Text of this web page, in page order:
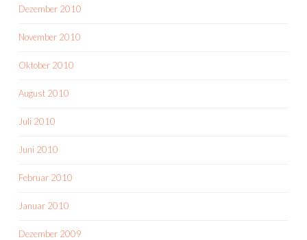
Dezember 2010
November 2010
Oktober 2010
August 2010
Juli 2010
Juni 2010
Februar 2010
Januar 2010
Dezember 2009